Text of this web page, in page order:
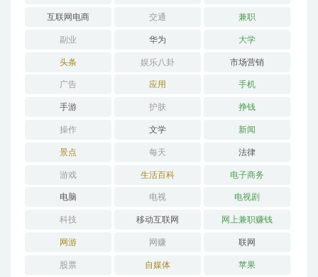
互联网电商 交通 兼职
副业 华为 大学
头条 娱乐八卦 市场营销
广告 应用 手机
手游 护肤 挣钱
操作 文学 新闻
景点 每天 法律
游戏 生活百科 电子商务
电脑 电视 电视剧
科技 移动互联网 网上兼职赚钱
网游 网赚 联网
股票 自媒体 苹果